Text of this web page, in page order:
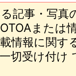
記事・写真
または
情報に関す
切受け付